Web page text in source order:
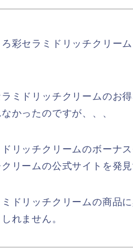
彩セラミドリッチクリー
ミドリッチクリームのお
かったのですが、、、
リッチクリームのボーナ
リームの公式サイトを発
ドリッチクリームの商品
れません。